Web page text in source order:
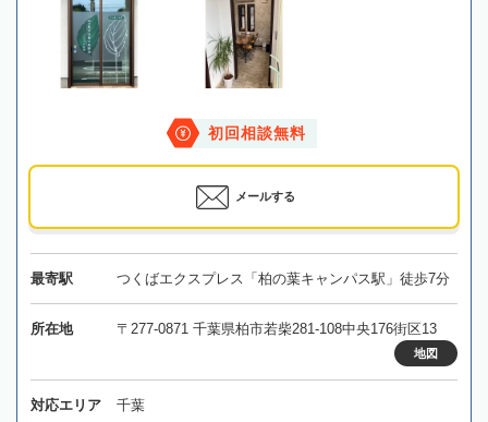
初回相談無料
メールする
最寄駅 つくばエクスプレス「柏の葉キャンパス駅」徒歩7分
所在地 〒277-0871 千葉県柏市若柴281-108中央176街区13
地図
対応エリア 千葉